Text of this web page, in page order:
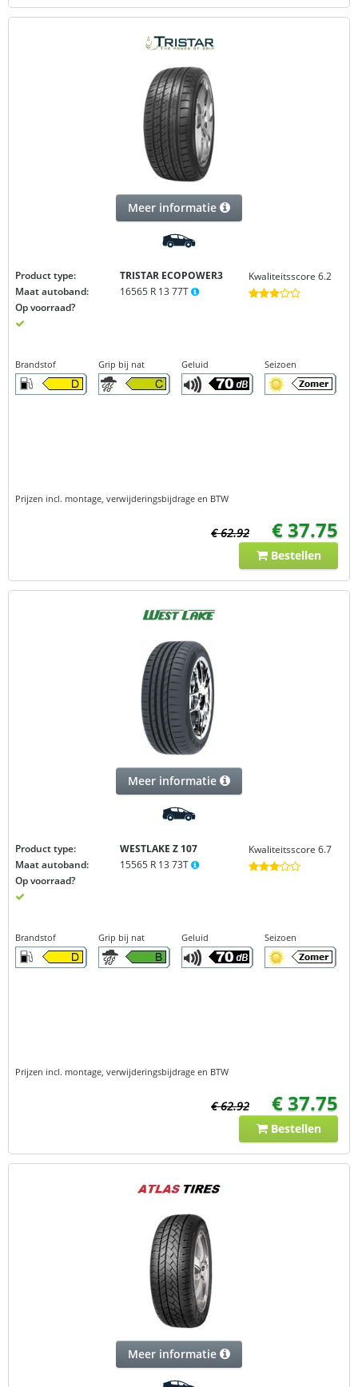
Meer informatie
Product type:
TRISTAR ECOPOWER3
Maat autoband:
16565 R 13 77T
Op voorraad?
Kwaliteitsscore 6.2
Brandstof Grip bij nat Geluid Seizoen
Prijzen incl. montage, verwijderingsbijdrage en BTW
€ 62.92 € 37.75
Bestellen
Meer informatie
Product type:
WESTLAKE Z 107
Maat autoband:
15565 R 13 73T
Op voorraad?
Kwaliteitsscore 6.7
Brandstof Grip bij nat Geluid Seizoen
Prijzen incl. montage, verwijderingsbijdrage en BTW
€ 62.92 € 37.75
Bestellen
Meer informatie